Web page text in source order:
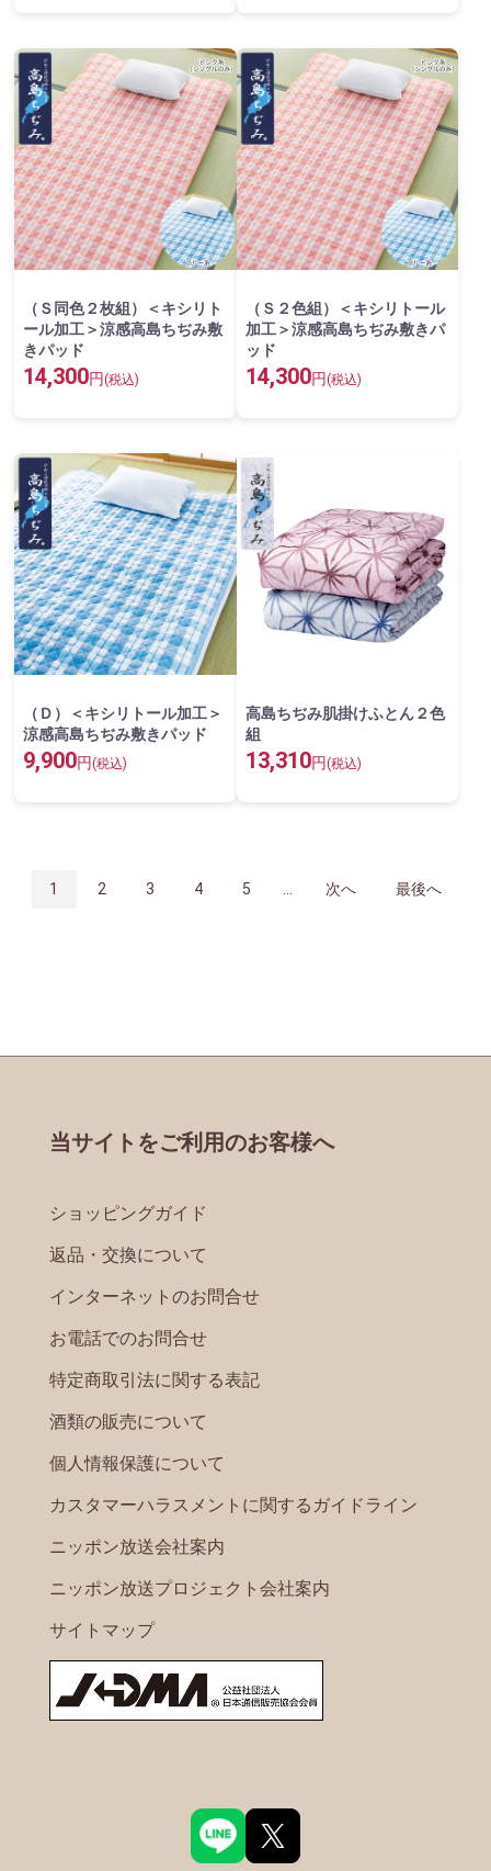
（Ｓ同色２枚組）＜キシリト
ール加工＞涼感高島ちぢみ敷
きパッド
14,300円 (税込)
（Ｓ２色組）＜キシリトール
加工＞涼感高島ちぢみ敷きパ
ッド
14,300円 (税込)
（Ｄ）＜キシリトール加工＞
涼感高島ちぢみ敷きパッド
9,900円 (税込)
高島ちぢみ肌掛けふとん２色
組
13,310円 (税込)
1 2 3 4 5 ... 次へ 最後へ
当サイトをご利用のお客様へ
ショッピングガイド
返品・交換について
インターネットのお問合せ
お電話でのお問合せ
特定商取引法に関する表記
酒類の販売について
個人情報保護について
カスタマーハラスメントに関するガイドライン
ニッポン放送会社案内
ニッポン放送プロジェクト会社案内
サイトマップ